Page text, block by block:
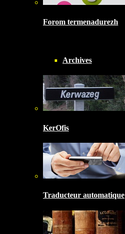
Forom termenadurezh
Archives
KerOfis
Traducteur automatique